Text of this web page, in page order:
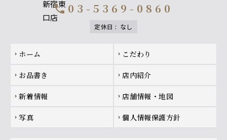
call 03-5369-0860
定休日 : なし
Footer navigation
chevron_right ホーム chevron_right こだわり
chevron_right お品書き chevron_right 店内紹介
chevron_right 新着情報 chevron_right 店舗情報・地図
chevron_right 写真 chevron_right 個人情報保護方針